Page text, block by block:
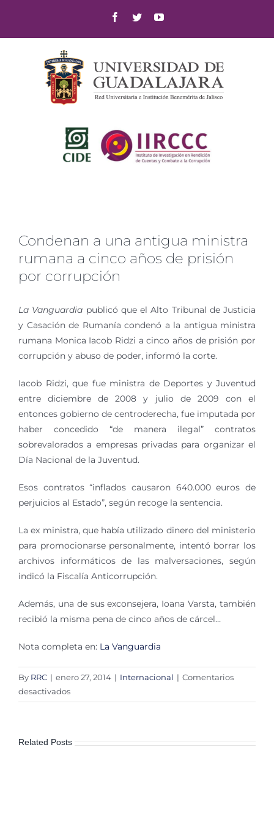
content
Facebook
TwitterYouTube
Condenan a una antigua ministra
rumana a cinco años de prisión
por corrupción
La Vanguardia publicó que el Alto Tribunal de Justicia
y Casación de Rumanía condenó a la antigua ministra
rumana Monica Iacob Ridzi a cinco años de prisión por
corrupción y abuso de poder, informó la corte.
Iacob Ridzi, que fue ministra de Deportes y Juventud
entre diciembre de 2008 y julio de 2009 con el
entonces gobierno de centroderecha, fue imputada por
haber concedido “de manera ilegal” contratos
sobrevalorados a empresas privadas para organizar el
Día Nacional de la Juventud.
Esos contratos “inflados causaron 640.000 euros de
perjuicios al Estado”, según recoge la sentencia.
La ex ministra, que había utilizado dinero del ministerio
para promocionarse personalmente, intentó borrar los
archivos informáticos de las malversaciones, según
indicó la Fiscalía Anticorrupción.
Además, una de sus exconsejera, Ioana Varsta, también
recibió la misma pena de cinco años de cárcel…
Nota completa en: La Vanguardia
By RRC | enero 27, 2014 | Internacional | Comentarios
desactivadosen
Condenan
antigua
Related Posts